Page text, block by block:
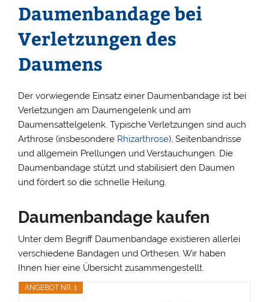
Daumenbandage bei
Verletzungen des
Daumens
Der vorwiegende Einsatz einer Daumenbandage ist bei
Verletzungen am Daumengelenk und am
Daumensattelgelenk. Typische Verletzungen sind auch
Arthrose (insbesondere Rhizarthrose), Seitenbandrisse
und allgemein Prellungen und Verstauchungen. Die
Daumenbandage stützt und stabilisiert den Daumen
und fördert so die schnelle Heilung.
Daumenbandage kaufen
Unter dem Begriff Daumenbandage existieren allerlei
verschiedene Bandagen und Orthesen. Wir haben
Ihnen hier eine Übersicht zusammengestellt.
ANGEBOT NR. 1